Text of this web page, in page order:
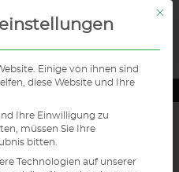
/ Hochbau:
SIVV Standart
Mit
Einige von ihnen sind
diese Website und Ihre
Ihre Einwilligung zu
müssen Sie Ihre
bitten.
Technologien auf unserer